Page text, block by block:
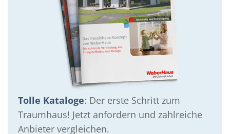
Tolle Kataloge: Der erste Schritt zum
Traumhaus! Jetzt anfordern und zahlreiche
Anbieter vergleichen.